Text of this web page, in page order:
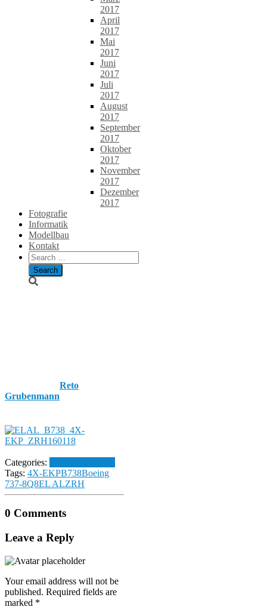
2017
April
2017
Mai
2017
Juni
2017
Juli
2017
August
2017
September
2017
Oktober
2017
November
2017
Dezember
2017
Fotografie
Informatik
Modellbau
Kontakt
Search
for:
Reto
Grubenmann
Categories:
Tags: 4X-EKPB738Boeing
737-8Q8EL ALZRH
0 Comments
Leave a Reply
Your email address will not be
published. Required fields are
marked *